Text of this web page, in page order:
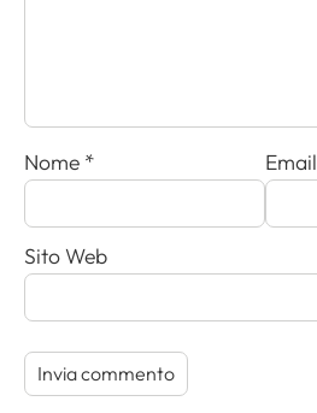
Nome * Email
Sito Web